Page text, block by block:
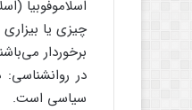
چیزی یا
برخوردار
در
سیاسی است.